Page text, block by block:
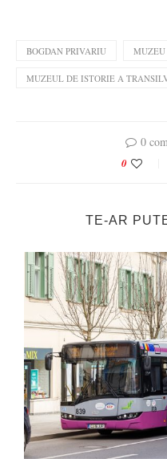
BOGDAN PRIVARIU MUZEU
MUZEUL DE ISTORIE A
0
0
TE-AR